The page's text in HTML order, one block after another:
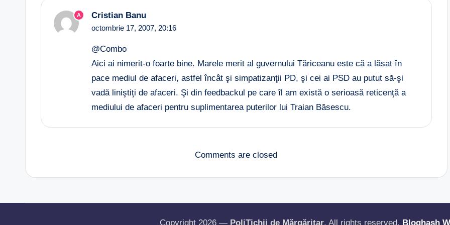
A Cristian Banu
octombrie 17, 2007, 20:16
@Combo
Aici ai nimerit-o foarte bine. Marele merit al guvernului Tăriceanu este că a lăsat în
pace mediul de afaceri, astfel încât şi simpatizanţii PD, şi cei ai PSD au putut să-şi
vadă liniştiţi de afaceri. Şi din feedbackul pe care îl am există o serioasă reticenţă a
mediului de afaceri pentru suplimentarea puterilor lui Traian Băsescu.
Comments are closed
Copyright 2026 — PoliTichii de Mărgăritar. All rights reserved. Bloghash